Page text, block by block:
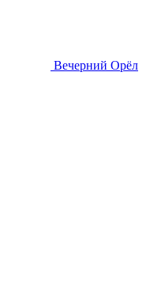
Вечерний Орёл